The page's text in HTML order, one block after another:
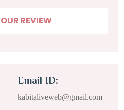
Email ID:
kabitaliveweb@gmail.com